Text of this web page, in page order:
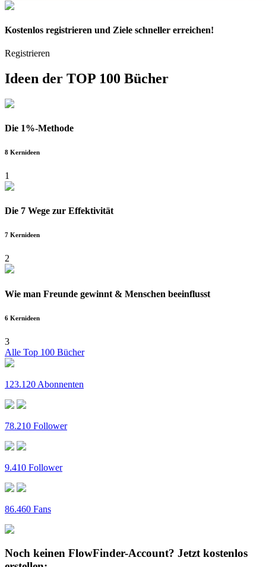
Kostenlos registrieren und Ziele schneller erreichen!
Registrieren
Ideen der TOP 100 Bücher
Die 1%-Methode
8 Kernideen
1
Die 7 Wege zur Effektivität
7 Kernideen
2
Wie man Freunde gewinnt & Menschen beeinflusst
6 Kernideen
3
Alle Top 100 Bücher
123.120 Abonnenten
78.210 Follower
9.410 Follower
86.460 Fans
Noch keinen FlowFinder-Account? Jetzt kostenlos